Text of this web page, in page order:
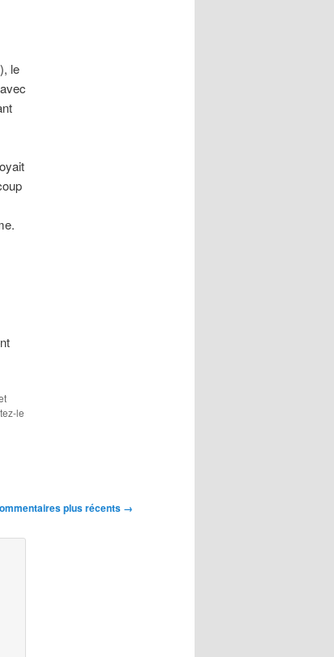
le
le
plus récents →